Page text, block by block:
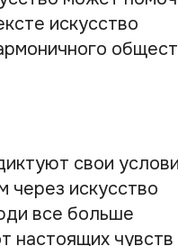
искусство
свои
через искусство
все больше
настоящих чувств